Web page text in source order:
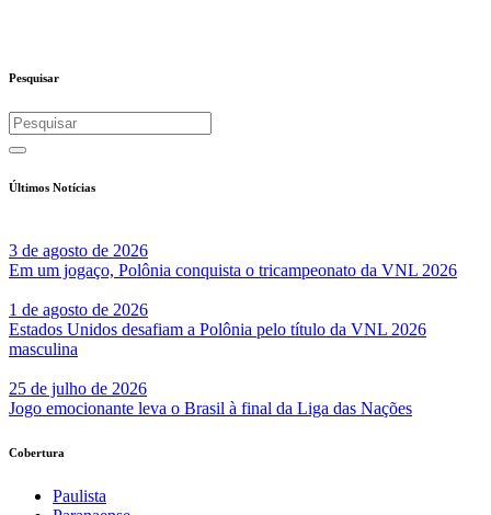
Pesquisar
Últimos Notícias
3 de agosto de 2026
Em um jogaço, Polônia conquista o tricampeonato da VNL 2026
1 de agosto de 2026
Estados Unidos desafiam a Polônia pelo título da VNL 2026
masculina
25 de julho de 2026
Jogo emocionante leva o Brasil à final da Liga das Nações
Cobertura
Paulista